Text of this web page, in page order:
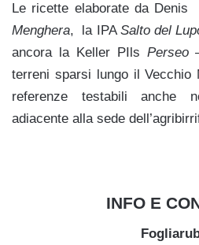
Le ricette elaborate da
Menghera, la IPASalto del
ancora la Keller PIls Perseo
terreni sparsi lungo il Vecchio
referenze testabili anche
adiacente alla sede
INFO E